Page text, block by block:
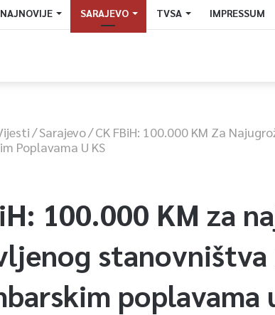
NAJNOVIJE SARAJEVO TVSA IMPRESSUM
/Sarajevo/CK FBiH: 100.000 KM Za
Poplavama U KS
100.000 KM za
stanovništva
poplavama